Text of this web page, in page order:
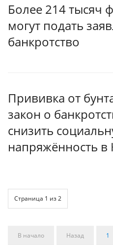
Более 214 тысяч
могут подать
банкротство
Прививка от
закон о
снизить
напряжённость в
Страница 1 из 2
В начало Назад 1